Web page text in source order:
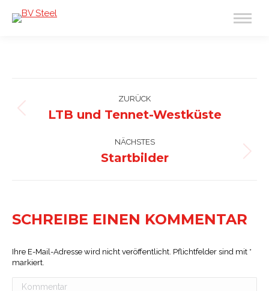
NAVIGATION
ZURÜCK
Vorheriges
LTB und Tennet-Westküste
NÄCHSTES
Nächstes
Startbilder
SCHREIBE EINEN KOMMENTAR
Ihre E-Mail-Adresse wird nicht veröffentlicht. Pflichtfelder sind mit *
markiert.
Kommentar